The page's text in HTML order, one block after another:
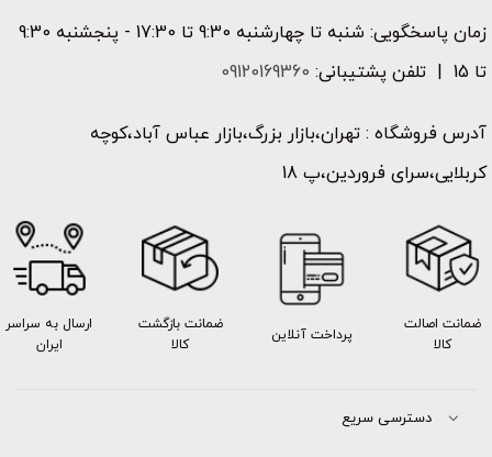
زمان پاسخگویی: شنبه تا چهارشنبه 9:30 تا 17:30 - پنجشنبه 9:30
تا 15 | تلفن پشتیبانی:
09120169360
آدرس فروشگاه : تهران،بازار بزرگ،بازار عباس آباد،کوچه
کربلایی،سرای فروردین،پ 18
ضمانت اصالت
کالا
پرداخت آنلاین
ضمانت بازگشت
کالا
ارسال به سراسر
ایران
دسترسی سریع